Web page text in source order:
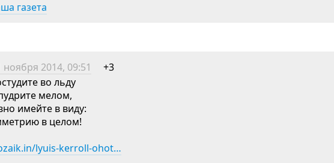
газета
ноября 2014, 09:51
+3
во льду
мелом,
имейте в виду:
в целом!
lyuis-kerroll-ohot…